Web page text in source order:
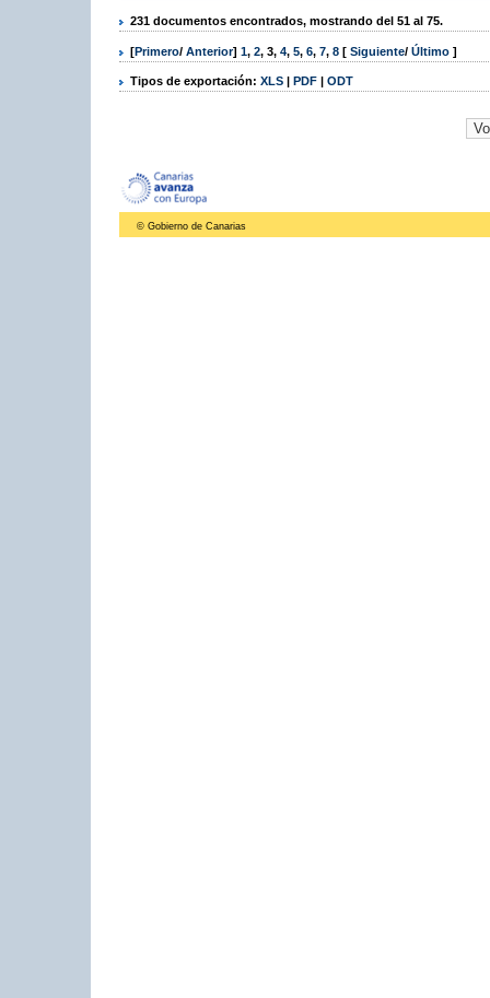
231 documentos encontrados, mostrando del 51 al 75.
[Primero/ Anterior] 1, 2, 3, 4, 5, 6, 7, 8 [ Siguiente/ Último ]
Tipos de exportación: XLS | PDF | ODT
© Gobierno de Canarias